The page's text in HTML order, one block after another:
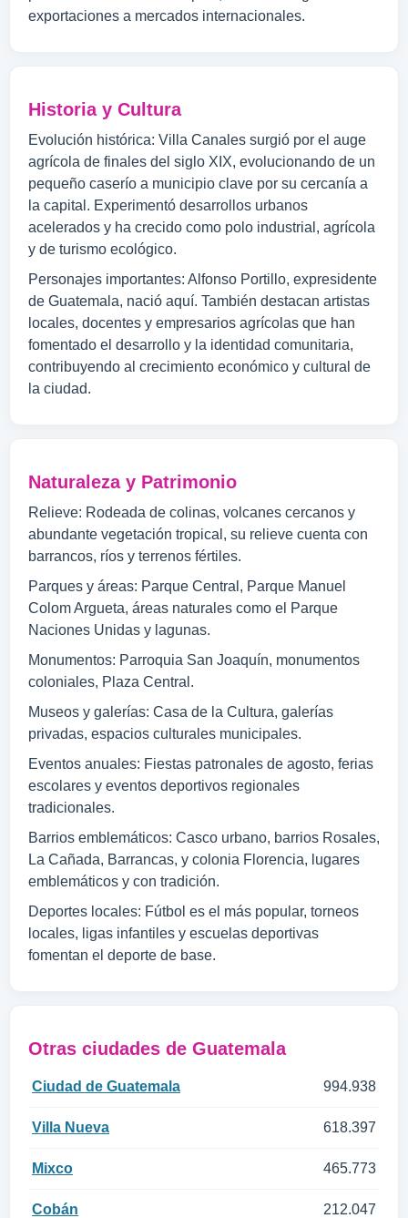
exportaciones a mercados internacionales.
Historia y Cultura
Evolución histórica: Villa Canales surgió por el auge
agrícola de finales del siglo XIX, evolucionando de un
pequeño caserío a municipio clave por su cercanía a
la capital. Experimentó desarrollos urbanos
acelerados y ha crecido como polo industrial, agrícola
y de turismo ecológico.
Personajes importantes: Alfonso Portillo, expresidente
de Guatemala, nació aquí. También destacan artistas
locales, docentes y empresarios agrícolas que han
fomentado el desarrollo y la identidad comunitaria,
contribuyendo al crecimiento económico y cultural de
la ciudad.
Naturaleza y Patrimonio
Relieve: Rodeada de colinas, volcanes cercanos y
abundante vegetación tropical, su relieve cuenta con
barrancos, ríos y terrenos fértiles.
Parques y áreas: Parque Central, Parque Manuel
Colom Argueta, áreas naturales como el Parque
Naciones Unidas y lagunas.
Monumentos: Parroquia San Joaquín, monumentos
coloniales, Plaza Central.
Museos y galerías: Casa de la Cultura, galerías
privadas, espacios culturales municipales.
Eventos anuales: Fiestas patronales de agosto, ferias
escolares y eventos deportivos regionales
tradicionales.
Barrios emblemáticos: Casco urbano, barrios Rosales,
La Cañada, Barrancas, y colonia Florencia, lugares
emblemáticos y con tradición.
Deportes locales: Fútbol es el más popular, torneos
locales, ligas infantiles y escuelas deportivas
fomentan el deporte de base.
Otras ciudades de Guatemala
Ciudad de Guatemala 994.938
Villa Nueva 618.397
Mixco 465.773
Cobán 212.047